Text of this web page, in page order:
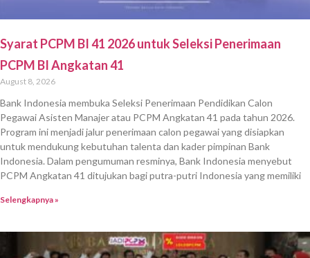
Syarat PCPM BI 41 2026 untuk Seleksi Penerimaan
PCPM BI Angkatan 41
August 8, 2026
Bank Indonesia membuka Seleksi Penerimaan Pendidikan Calon
Pegawai Asisten Manajer atau PCPM Angkatan 41 pada tahun 2026.
Program ini menjadi jalur penerimaan calon pegawai yang disiapkan
untuk mendukung kebutuhan talenta dan kader pimpinan Bank
Indonesia. Dalam pengumuman resminya, Bank Indonesia menyebut
PCPM Angkatan 41 ditujukan bagi putra-putri Indonesia yang memiliki
Selengkapnya »